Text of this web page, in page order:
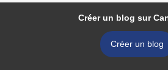
Créer un blog sur
Créer un blog